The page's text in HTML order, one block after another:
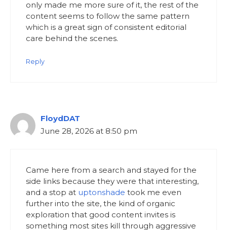
only made me more sure of it, the rest of the
content seems to follow the same pattern
which is a great sign of consistent editorial
care behind the scenes.
Reply
FloydDAT
June 28, 2026 at 8:50 pm
Came here from a search and stayed for the
side links because they were that interesting,
and a stop at uptonshade took me even
further into the site, the kind of organic
exploration that good content invites is
something most sites kill through aggressive